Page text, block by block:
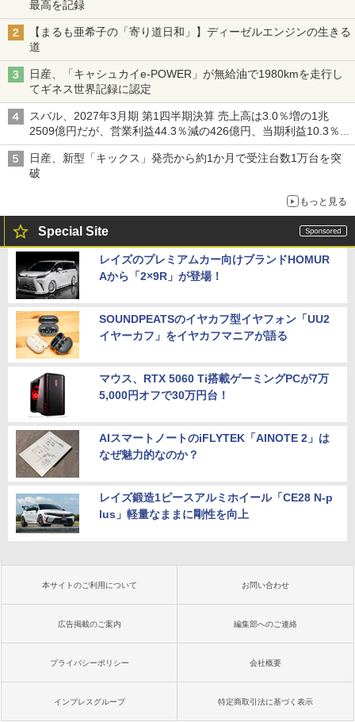
最高を記録
【まるも亜希子の「寄り道日和」】ディーゼルエンジンの生きる
道
日産、「キャシュカイe-POWER」が無給油で1980kmを走行し
てギネス世界記録に認定
スバル、2027年3月期 第1四半期決算 売上高は3.0％増の1兆
2509億円だが、営業利益44.3％減の426億円、当期利益10.3％減
の492億円で増収減益
日産、新型「キックス」発売から約1か月で受注台数1万台を突
破
もっと見る
Special Site
レイズのプレミアムカー向けブランドHOMUR
Aから「2×9R」が登場！
SOUNDPEATSのイヤカフ型イヤフォン「UU2
イヤーカフ」をイヤカフマニアが語る
マウス、RTX 5060 Ti搭載ゲーミングPCが7万
5,000円オフで30万円台！
AIスマートノートのiFLYTEK「AINOTE 2」は
なぜ魅力的なのか？
レイズ鍛造1ピースアルミホイール「CE28 N-p
lus」軽量なままに剛性を向上
本サイトのご利用について お問い合わせ
広告掲載のご案内 編集部へのご連絡
プライバシーポリシー 会社概要
インプレスグループ 特定商取引法に基づく表示